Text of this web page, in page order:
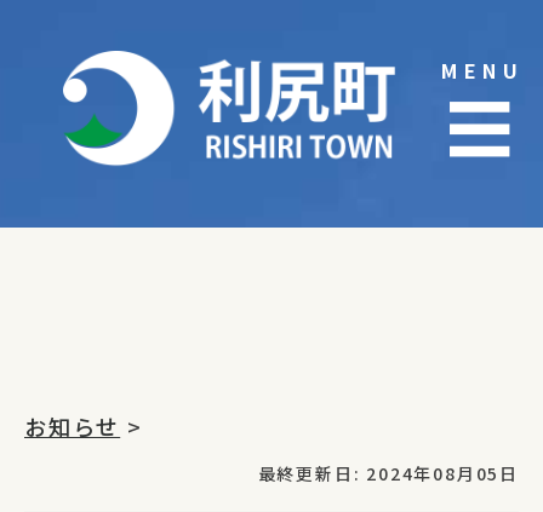
content
MENU
☰
お知らせ >
最終更新日: 2024年08月05日